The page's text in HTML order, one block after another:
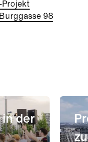
Projekt
Burggasse 98
der